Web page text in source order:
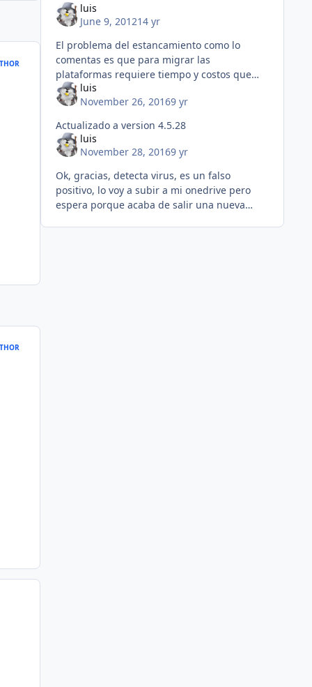
luis
June 9, 201214 yr
El problema del estancamiento como lo
comentas es que para migrar las
plataformas requiere tiempo y costos que
involucran a las empresas, ahora, la mayoria
de los usuarios aqui te diran que los mejore
luis
November 26, 20169 yr
Actualizado a version 4.5.28
luis
November 28, 20169 yr
Ok, gracias, detecta virus, es un falso
positivo, lo voy a subir a mi onedrive pero
espera porque acaba de salir una nueva